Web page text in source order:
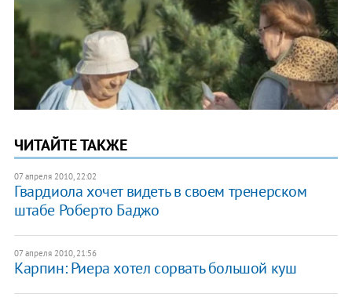
ЧИТАЙТЕ ТАКЖЕ
07 апреля 2010, 22:02
Гвардиола хочет видеть в своем тренерском
штабе Роберто Баджо
07 апреля 2010, 21:56
Карпин: Риера хотел сорвать большой куш